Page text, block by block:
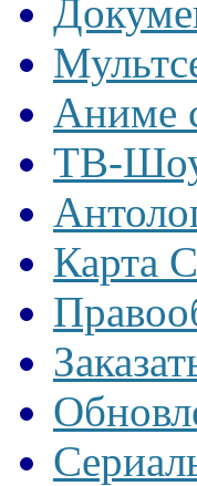
Аниме
ТВ-Шоу
Карта